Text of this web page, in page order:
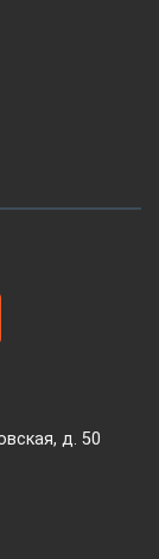
д. 50